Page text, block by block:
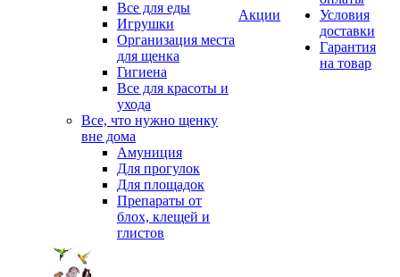
Все для еды
Игрушки
Организация места
для щенка
Гигиена
Все для красоты и
ухода
Все, что нужно щенку
вне дома
Амуниция
Для прогулок
Для площадок
Препараты от
блох, клещей и
глистов
Акции
Условия
доставки
Гарантия
на товар